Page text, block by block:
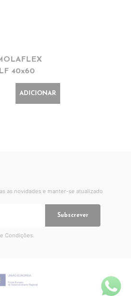
40x60
ADICIONAR
as novidades e manter-se atualizado
Subscrever
Condições.